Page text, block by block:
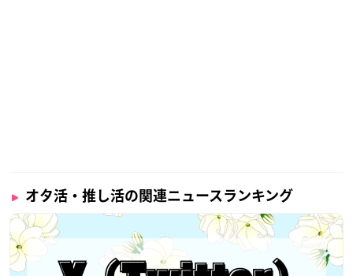
オタ活・推し活の関連ニュースランキング